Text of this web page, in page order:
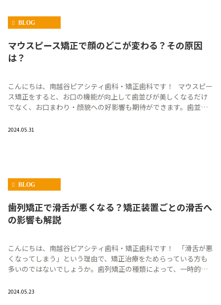
BLOG
マウスピース矯正で顔のどこが変わる？その原因
は？
こんにちは、南越谷ピアシティ歯科・矯正歯科です！ マウスピー
ス矯正をすると、お口の機能が向上して歯並びが美しくなるだけ
でなく、お口まわり・顔貌への好影響も期待ができます。歯並び
2024.05.31
BLOG
歯列矯正で滑舌が悪くなる？矯正装置ごとの滑舌へ
の影響も解説
こんにちは、南越谷ピアシティ歯科・矯正歯科です！ 「滑舌が悪
くなってしまう」という理由で、矯正治療をためらっている方も
多いのではないでしょうか。歯列矯正の種類によって、一時的な
2024.05.23